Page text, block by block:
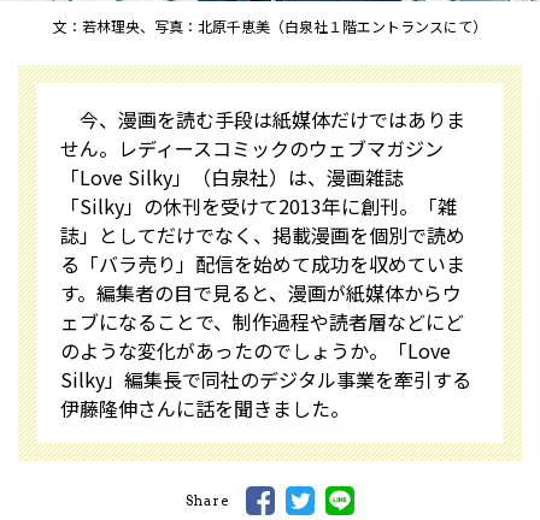
文：若林理央、写真：北原千恵美（白泉社１階エントランスにて）
今、漫画を読む手段は紙媒体だけではありま
せん。レディースコミックのウェブマガジン
「Love Silky」（白泉社）は、漫画雑誌
「Silky」の休刊を受けて2013年に創刊。「雑
誌」としてだけでなく、掲載漫画を個別で読め
る「バラ売り」配信を始めて成功を収めていま
す。編集者の目で見ると、漫画が紙媒体からウ
ェブになることで、制作過程や読者層などにど
のような変化があったのでしょうか。「Love
Silky」編集長で同社のデジタル事業を牽引する
伊藤隆伸さんに話を聞きました。
Share